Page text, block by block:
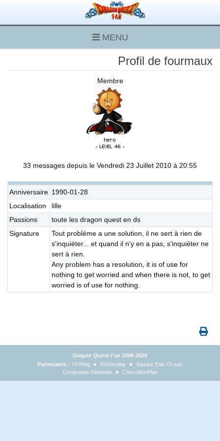
MENU
Profil de fourmaux
Membre
33 messages depuis le Vendredi 23 Juillet 2010 à 20:55
Anniversaire 1990-01-28
Localisation
lille
Passions
toute les dragon quest en ds
Signature
Tout problème a une solution, il ne sert à rien de
s'inquiéter... et quand il n'y en a pas, s'inquiéter ne
sert à rien.
Any problem has a resolution, it is of use for
nothing to get worried and when there is not, to get
worried is of use for nothing.
Dragon Quest Fan 2006-2026
Partenaires : FFRing KHDestiny
Square Enix Ocean
Generation Nintendo
ChocoBonPlan